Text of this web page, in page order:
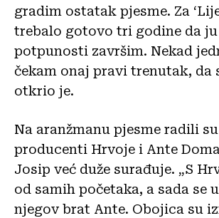
gradim ostatak pjesme. Za
trebalo gotovo tri godine da ju
potpunosti završim. Nekad
čekam onaj pravi trenutak, da
otkrio je.
Na aranžmanu pjesme radili
producenti Hrvoje i Ante
Josip već duže surađuje. „S
od samih početaka, a sada se
njegov brat Ante. Obojica su